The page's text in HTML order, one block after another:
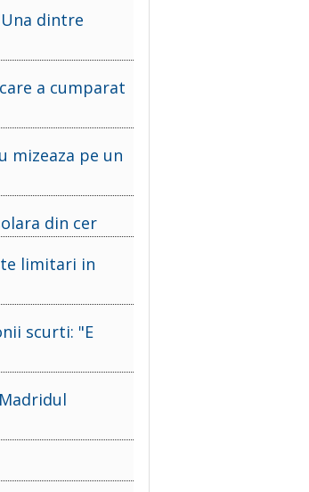
dintre
a cumparat
mizeaza pe un
din cer
limitari in
scurti: "E